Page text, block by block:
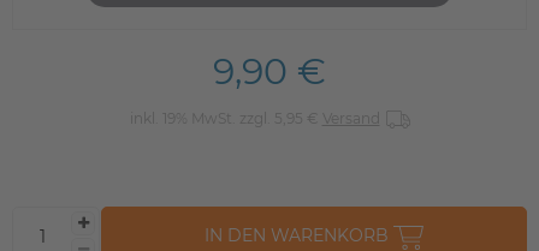
9,90 €
inkl. 19% MwSt. zzgl. 5,95 € Versand
IN DEN WARENKORB